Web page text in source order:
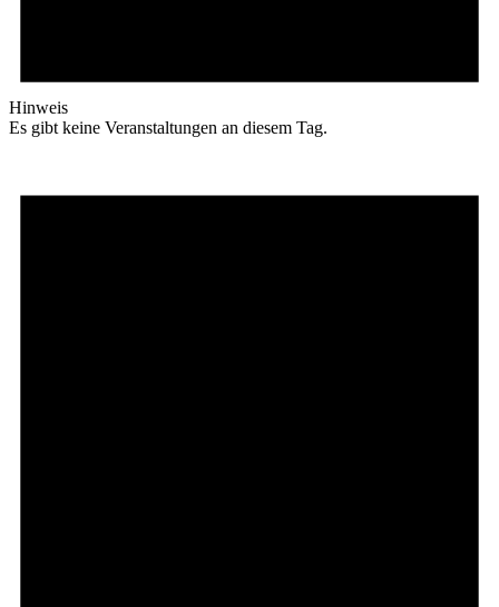
Hinweis
Es gibt keine Veranstaltungen an diesem Tag.